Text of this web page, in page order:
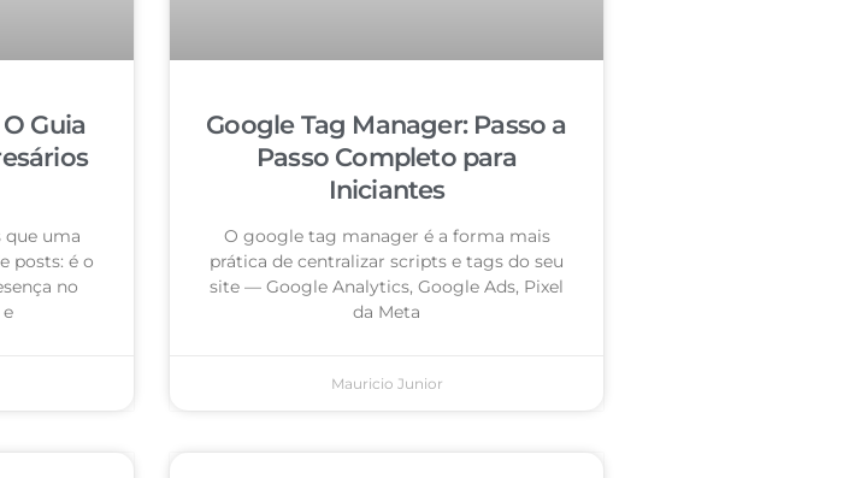
Guia
que uma
posts: é o
no
Google Tag Manager: Passo a
Passo Completo para
Iniciantes
O google tag manager é a forma mais
prática de centralizar scripts e tags do seu
site — Google Analytics, Google Ads, Pixel
da Meta
Mauricio Junior